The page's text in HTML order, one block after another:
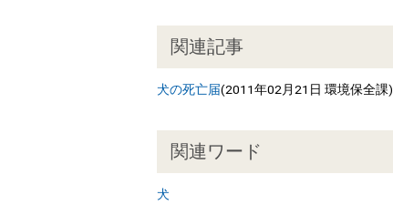
関連記事
犬の死亡届(2011年02月21日 環境保全課)
関連ワード
犬